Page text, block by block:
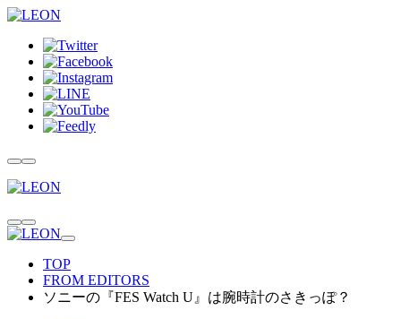
TOP
FROM EDITORS
ソニーの『FES Watch U』は腕時計のさきっぽ？